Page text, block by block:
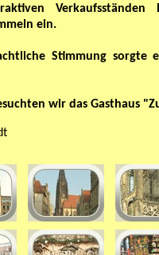
Verkaufsständen
ein.
Stimmung sorgte
wir das Gasthaus